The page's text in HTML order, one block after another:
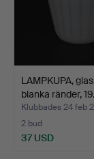
LAMPKUPA,
blanka ränder,
Klubbades 24 feb
2 bud
37 USD